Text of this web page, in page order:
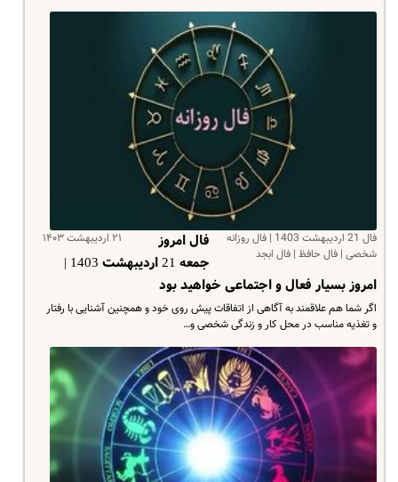
فال 21 اردیبهشت 1403 | فال روزانه
شخصی | فال حافظ | فال ابجد
۲۱ اردیبهشت ۱۴۰۳
فال امروز
جمعه 21 اردیبهشت 1403 |
امروز بسیار فعال و اجتماعی خواهید بود
اگر شما هم علاقمند به آگاهی از اتفاقات پیش روی خود و همچنین آشنایی با رفتار
و تغذیه مناسب در محل کار و زندگی شخصی و…